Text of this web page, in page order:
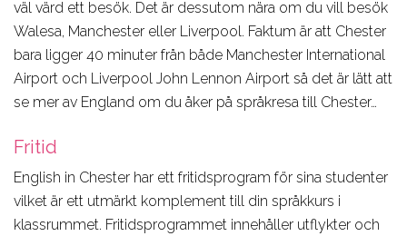
väl värd ett besök. Det är dessutom nära om du vill besök
Walesa, Manchester eller Liverpool. Faktum är att Chester
bara ligger 40 minuter från både Manchester International
Airport och Liverpool John Lennon Airport så det är lätt att
se mer av England om du åker på språkresa till Chester…
Fritid
English in Chester har ett fritidsprogram för sina studenter
vilket är ett utmärkt komplement till din språkkurs i
klassrummet. Fritidsprogrammet innehåller utflykter och